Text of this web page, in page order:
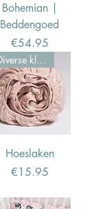
Bohemian |
Beddengoed
Price
€54.95
Diverse kleuren
Hoeslaken
Price
€15.95